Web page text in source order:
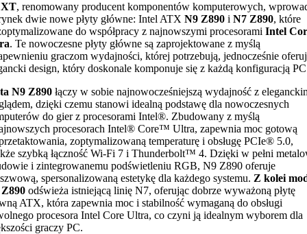
, renomowany producent komponentów komputerowych,
dwie nowe płyty główne: Intel ATX N9 Z890 i N7 Z890, które
do współpracy z najnowszymi procesorami Intel
. Te nowoczesne płyty główne są zaprojektowane z myślą
graczom wydajności, której potrzebują, jednocześnie
design, który doskonale komponuje się z każdą konfiguracją
N9 Z890 łączy w sobie najnowocześniejszą wydajność z
dzięki czemu stanowi idealną podstawę dla nowoczesnych
do gier z procesorami Intel®. Zbudowany z myślą
procesorach Intel® Core™ Ultra, zapewnia moc gotową
zoptymalizowaną temperaturę i obsługę PCIe® 5.0,
szybką łączność Wi-Fi 7 i Thunderbolt™ 4. Dzięki w pełni
i zintegrowanemu podświetleniu RGB, N9 Z890 oferuje
spersonalizowaną estetykę dla każdego systemu. Z kolei
odświeża istniejącą linię N7, oferując dobrze wyważoną płytę
ATX, która zapewnia moc i stabilność wymaganą do obsługi
procesora Intel Core Ultra, co czyni ją idealnym wyborem dla
graczy PC.